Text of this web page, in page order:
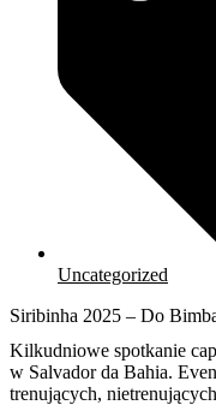
Uncategorized
Siribinha 2025 – Do
Kilkudniowe spotkanie
w Salvador da Bahia.
trenujących,